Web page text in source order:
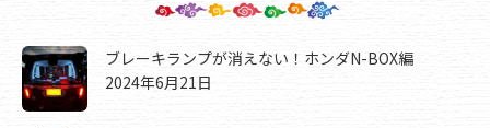
ブレーキランプが消えない！ホンダN-BOX編
2024年6月21日